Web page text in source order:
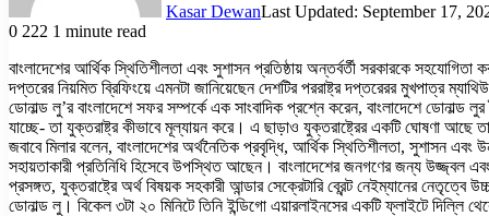
Kasar DewanLast Updated: September 17,
0 222 1 minute read
বাংলাদেশের আর্থিক স্থিতিশীলতা এবং সুশাসন প্রতিষ্ঠায় অন্তর্বর্তী সরকারকে সহযোগিতা
দপ্তরের নিয়মিত ব্রিফিংয়ে এমনটা জানিয়েছেন দেশটির পররাষ্ট্র দপ্তরেরর মুখপাত্র
ডোনাল্ড লু’র বাংলাদেশে সফর সম্পর্কে এক সাংবাদিক প্রশ্নে করেন, বাংলাদেশে ডোনাল্ড
যাচ্ছে- তা যুক্তরাষ্ট্র কীভাবে মূল্যায়ন করে। এ ছাড়াও যুক্তরাষ্ট্রের একটি ঘোষণা আছে
জবাবে মিলার বলেন, বাংলাদেশের অর্থনৈতিক প্রবৃদ্ধি, আর্থিক স্থিতিশীলতা, সুশাসন
সহায়তাকারী প্রতিনিধি হিসেবে উপস্থিত আছেন। বাংলাদেশের জনগণের জন্য উজ্জ্বল
প্রসঙ্গত, যুক্তরাষ্ট্রে অর্থ বিষয়ক সহকারী আন্ডার সেক্রেটারি ব্রেন্ট নেইম্যানের
ডোনাল্ড লু। বিকেল ৩টা ২০ মিনিটে তিনি ইন্ডিগো এয়ারলাইনসের একটি ফ্লাইটে দিল্লি